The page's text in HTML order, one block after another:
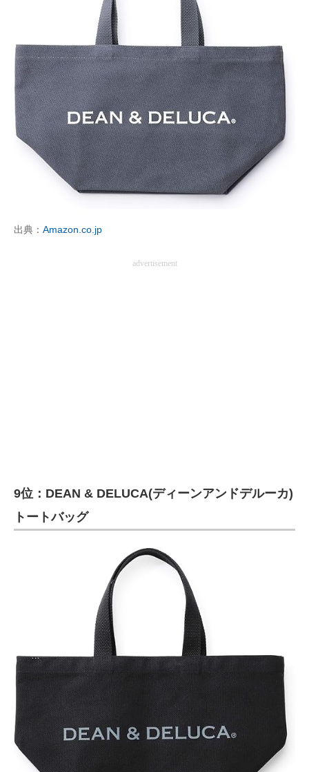
ビジネスと働き方のヒント
AI活用のいまが分かる
企業ITのトレンドを詳説
経営リーダーのコミュニティ
マーケ×ITの今がよく分かる
ITエンジニア向け専門サイト
企業向けIT製品の総合サイト
出典： Amazon.co.jp
advertisement
9位：DEAN & DELUCA(ディーンアンドデルーカ)
トートバッグ